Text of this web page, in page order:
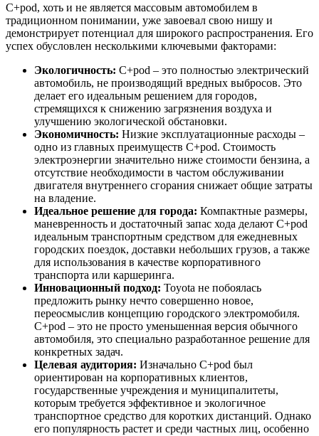
C+pod, хоть и не является массовым автомобилем в
традиционном понимании, уже завоевал свою нишу и
демонстрирует потенциал для широкого распространения. Его
успех обусловлен несколькими ключевыми факторами:
Экологичность: C+pod – это полностью электрический
автомобиль, не производящий вредных выбросов. Это
делает его идеальным решением для городов,
стремящихся к снижению загрязнения воздуха и
улучшению экологической обстановки.
Экономичность: Низкие эксплуатационные расходы –
одно из главных преимуществ C+pod. Стоимость
электроэнергии значительно ниже стоимости бензина, а
отсутствие необходимости в частом обслуживании
двигателя внутреннего сгорания снижает общие затраты
на владение.
Идеальное решение для города: Компактные размеры,
маневренность и достаточный запас хода делают C+pod
идеальным транспортным средством для ежедневных
городских поездок, доставки небольших грузов, а также
для использования в качестве корпоративного
транспорта или каршеринга.
Инновационный подход: Toyota не побоялась
предложить рынку нечто совершенно новое,
переосмыслив концепцию городского электромобиля.
C+pod – это не просто уменьшенная версия обычного
автомобиля, это специально разработанное решение для
конкретных задач.
Целевая аудитория: Изначально C+pod был
ориентирован на корпоративных клиентов,
государственные учреждения и муниципалитеты,
которым требуется эффективное и экологичное
транспортное средство для коротких дистанций. Однако
его популярность растет и среди частных лиц, особенно